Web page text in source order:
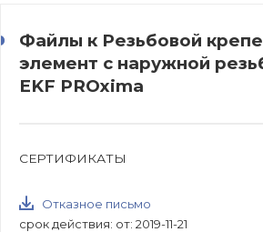
Файлы к Резьбовой
элемент с наружной
EKF PROxima
СЕРТИФИКАТЫ
Отказное письмо
срок действия: от: 2019-11-21